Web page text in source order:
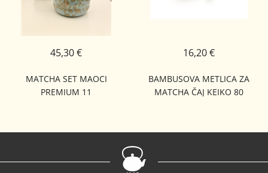
MATCHA SET MAOCI
PREMIUM 11
45,30 €
BAMBUSOVA METLICA ZA
MATCHA ČAJ KEIKO 80
16,20 €